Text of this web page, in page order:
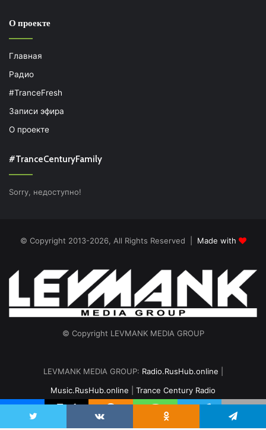
О проекте
Главная
Радио
#TranceFresh
Записи эфира
О проекте
#TranceCenturyFamily
Sorry, недоступно!
© Copyright 2013-2026, All Rights Reserved | Made with
© Copyright LEVMANK MEDIA GROUP
LEVMANK MEDIA GROUP: Radio.RusHub.online
Music.RusHub.online
Trance Century Radio